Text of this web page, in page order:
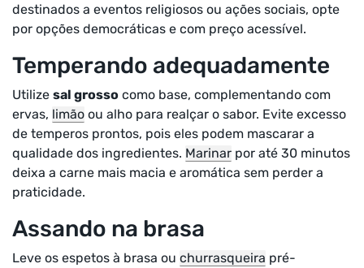
destinados a eventos religiosos ou ações sociais, opte
por opções democráticas e com preço acessível.
Temperando adequadamente
Utilize sal grosso como base, complementando com
ervas, limão ou alho para realçar o sabor. Evite excesso
de temperos prontos, pois eles podem mascarar a
qualidade dos ingredientes. Marinar por até 30 minutos
deixa a carne mais macia e aromática sem perder a
praticidade.
Assando na brasa
Leve os espetos à brasa ou churrasqueira pré-